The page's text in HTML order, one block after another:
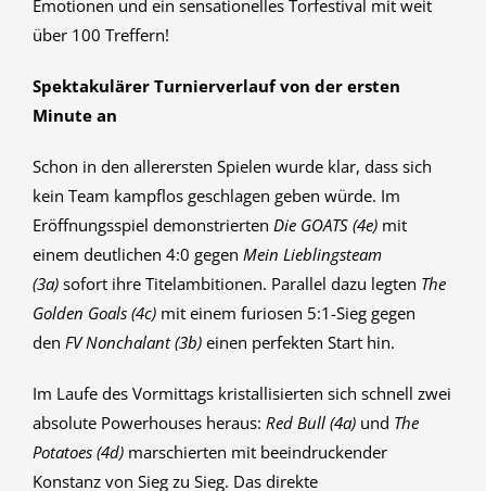
Emotionen und ein sensationelles Torfestival mit weit
über 100 Treffern!
Spektakulärer Turnierverlauf von der ersten
Minute an
Schon in den allerersten Spielen wurde klar, dass sich
kein Team kampflos geschlagen geben würde. Im
Eröffnungsspiel demonstrierten Die GOATS (4e)mit
einem deutlichen 4:0 gegen Mein Lieblingsteam
(3a)sofort ihre Titelambitionen. Parallel dazu legten The
Golden Goals (4c)mit einem furiosen 5:1-Sieg gegen
den FV Nonchalant (3b)einen perfekten Start hin.
Im Laufe des Vormittags kristallisierten sich schnell zwei
absolute Powerhouses heraus: Red Bull (4a)und The
Potatoes (4d)marschierten mit beeindruckender
Konstanz von Sieg zu Sieg. Das direkte